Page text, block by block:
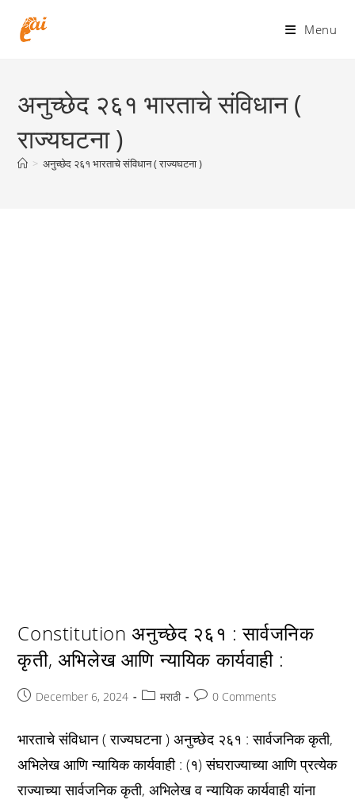
Menu
अनुच्छेद २६१ भारताचे संविधान (
राज्यघटना )
> अनुच्छेद २६१ भारताचे संविधान ( राज्यघटना )
Constitution अनुच्छेद २६१ : सार्वजनिक
कृती, अभिलेख आणि न्यायिक कार्यवाही :
PostDecember 6, 2024
Postमराठी
Post0 Comments
भारताचे संविधान ( राज्यघटना ) अनुच्छेद २६१ : सार्वजनिक कृती,
अभिलेख आणि न्यायिक कार्यवाही : (१) संघराज्याच्या आणि प्रत्येक
राज्याच्या सार्वजनिक कृती, अभिलेख व न्यायिक कार्यवाही यांना